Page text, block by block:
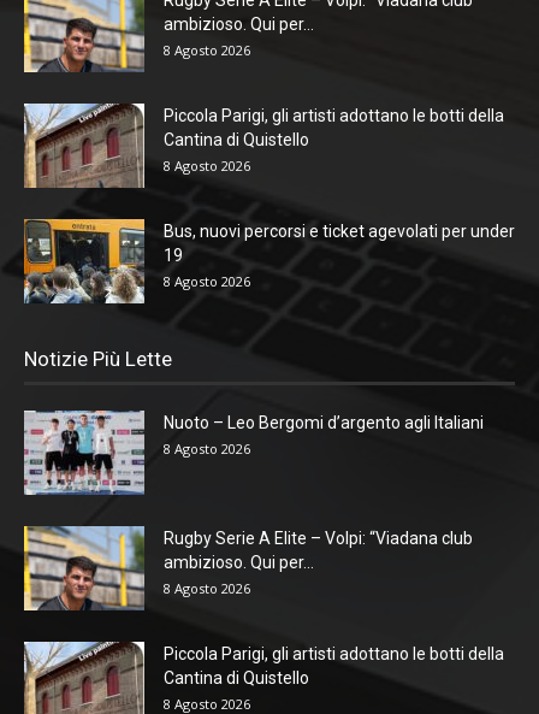
ambizioso. Qui per...
8 Agosto 2026
Piccola Parigi, gli artisti adottano le botti della
Cantina di Quistello
8 Agosto 2026
Bus, nuovi percorsi e ticket agevolati per under
19
8 Agosto 2026
Notizie Più Lette
Nuoto – Leo Bergomi d’argento agli Italiani
8 Agosto 2026
Rugby Serie A Elite – Volpi: “Viadana club
ambizioso. Qui per...
8 Agosto 2026
Piccola Parigi, gli artisti adottano le botti della
Cantina di Quistello
8 Agosto 2026